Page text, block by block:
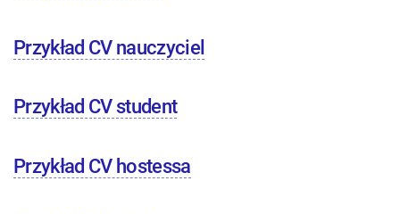
Przykład CV nauczyciel
Przykład CV student
Przykład CV hostessa